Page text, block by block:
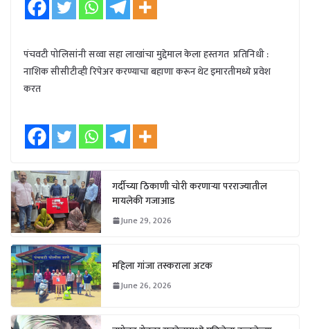
पंचवटी पोलिसांनी सव्वा सहा लाखांचा मुद्देमाल केला हस्तगत प्रतिनिधी :
नाशिक सीसीटीव्ही रिपेअर करण्याचा बहाणा करून थेट इमारतीमध्ये प्रवेश
करत
गर्दीच्या ठिकाणी चोरी करणाऱ्या परराज्यातील
मायलेकी गजाआड
June 29, 2026
महिला गांजा तस्कराला अटक
June 26, 2026